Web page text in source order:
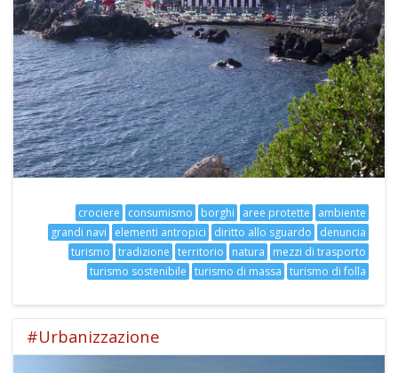
ambiente
aree protette
borghi
consumismo
crociere
denuncia
diritto allo sguardo
elementi antropici
grandi navi
mezzi di trasporto
natura
territorio
tradizione
turismo
turismo di folla
turismo di massa
turismo sostenibile
#Urbanizzazione